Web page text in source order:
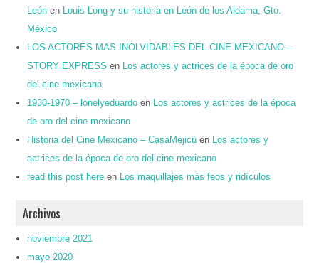
León en
Louis Long y su historia en León de los Aldama, Gto.
México
LOS ACTORES MAS INOLVIDABLES DEL CINE MEXICANO –
STORY EXPRESS en
Los actores y actrices de la época de oro
del cine mexicano
1930-1970 – lonelyeduardo en
Los actores y actrices de la época
de oro del cine mexicano
Historia del Cine Mexicano – CasaMejicú en
Los actores y
actrices de la época de oro del cine mexicano
read this post here en Los maquillajes más feos y ridículos
Archivos
noviembre 2021
mayo 2020